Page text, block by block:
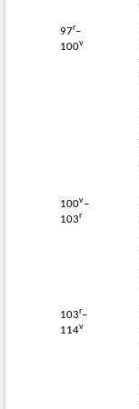
97r–
100v
100v–
103r
103r–
114v